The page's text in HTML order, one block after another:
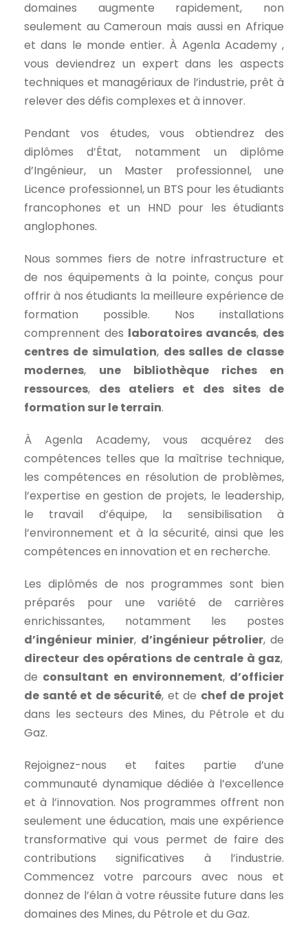
domaines augmente rapidement, non
seulement au Cameroun mais aussi en Afrique
et dans le monde entier. À Agenla Academy ,
vous deviendrez un expert dans les aspects
techniques et managériaux de l’industrie, prêt à
relever des défis complexes et à innover.
Pendant vos études, vous obtiendrez des
diplômes d’État, notamment un diplôme
d’Ingénieur, un Master professionnel, une
Licence professionnel, un BTS pour les étudiants
francophones et un HND pour les étudiants
anglophones.
Nous sommes fiers de notre infrastructure et
de nos équipements à la pointe, conçus pour
offrir à nos étudiants la meilleure expérience de
formation possible. Nos installations
comprennent des laboratoires avancés, des
centres de simulation, des salles de classe
modernes, une bibliothèque riches en
ressources, des ateliers et des sites de
formation sur le terrain.
À Agenla Academy, vous acquérez des
compétences telles que la maîtrise technique,
les compétences en résolution de problèmes,
l’expertise en gestion de projets, le leadership,
le travail d’équipe, la sensibilisation à
l’environnement et à la sécurité, ainsi que les
compétences en innovation et en recherche.
Les diplômés de nos programmes sont bien
préparés pour une variété de carrières
enrichissantes, notamment les postes
d’ingénieur minier, d’ingénieur pétrolier, de
directeur des opérations de centrale à gaz,
de consultant en environnement, d’officier
de santé et de sécurité, et de chef de projet
dans les secteurs des Mines, du Pétrole et du
Gaz.
Rejoignez-nous et faites partie d’une
communauté dynamique dédiée à l’excellence
et à l’innovation. Nos programmes offrent non
seulement une éducation, mais une expérience
transformative qui vous permet de faire des
contributions significatives à l’industrie.
Commencez votre parcours avec nous et
donnez de l’élan à votre réussite future dans les
domaines des Mines, du Pétrole et du Gaz.